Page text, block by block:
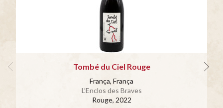
Tombé du Ciel Rouge
França, França
L’Enclos des Braves
Rouge, 2022